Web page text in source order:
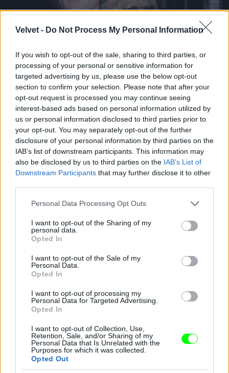
Velvet - Do Not Process My Personal Information
If you wish to opt-out of the sale, sharing to third parties, or
processing of your personal or sensitive information for
targeted advertising by us, please use the below opt-out
section to confirm your selection. Please note that after your
opt-out request is processed you may continue seeing
interest-based ads based on personal information utilized by
us or personal information disclosed to third parties prior to
your opt-out. You may separately opt-out of the further
disclosure of your personal information by third parties on the
IAB’s list of downstream participants. This information may
also be disclosed by us to third parties on the IAB’s List of
Downstream Participants that may further disclose it to other
Please note that this website/app uses one or more Google
not limited to your visit or usage behaviour. You may click to
grant or deny consent to Google and its third-party tags to
use your data for below specified purposes in below Google
consent section.
Personal Data Processing Opt Outs
I want to opt-out of the Sharing of my
personal data.
Opted In
I want to opt-out of the Sale of my
Personal Data.
Opted In
I want to opt-out of processing my
Personal Data for Targeted Advertising.
Opted In
I want to opt-out of Collection, Use,
Retention, Sale, and/or Sharing of my
Personal Data that Is Unrelated with the
Purposes for which it was collected.
Opted Out
Aki amúgy azóta is együtt van Kurt Russellel
Jön még kép!